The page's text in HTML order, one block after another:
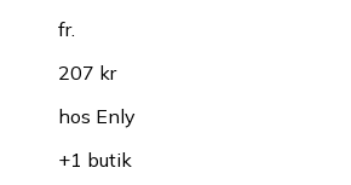
fr.
207 kr
hos Enly
+1 butik